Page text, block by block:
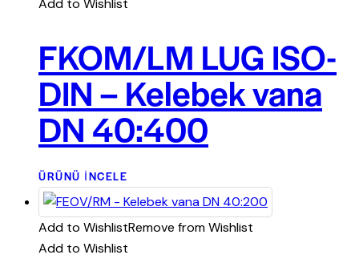
FKOM/LM LUG ISO-
DIN – Kelebek vana
DN 40:400
ÜRÜNÜ İNCELE
Add to WishlistRemove from Wishlist
Add to Wishlist